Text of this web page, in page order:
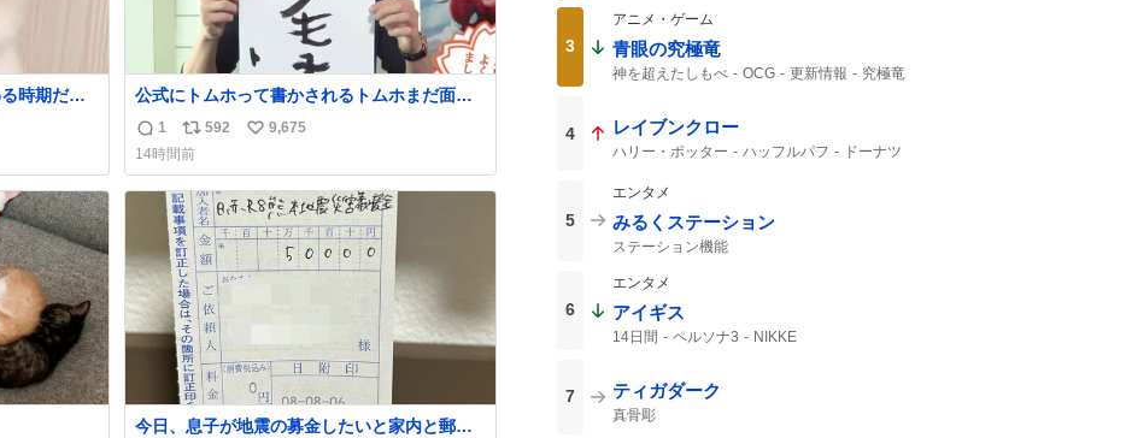
時期だ
良さがあ
公式にトムホって書かされるトムホまだ面白
い
返
信
数
1
リ
ポ
ス
ト
数
592
い
ね
数
9,675
14時間前
今日、息子が地震の募金したいと家内と郵便
3
アニメ・ゲーム
青眼の究極竜
神を超えたしもべ OCG 更新情報
究極竜
4 レイブンクロー
ハリー・ポッター ハッフルパフ
ドーナツ
5
エンタメ
みるくステーション
ステーション機能
6
エンタメ
アイギス
14日間 ペルソナ3 NIKKE
7 ティガダーク
真骨彫